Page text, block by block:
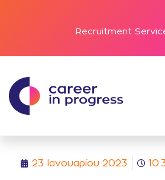
Recruitment
23 Ιανουαρίου 2023